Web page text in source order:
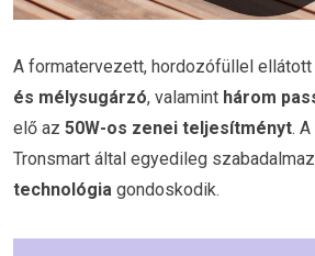
A formatervezett, hordozófüllel
és mélysugárzó, valamint három
elő az 50W-os zenei teljesítményt.
Tronsmart által egyedileg
technológia gondoskodik.